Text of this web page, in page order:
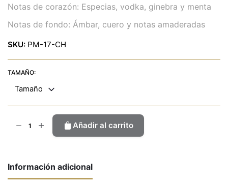
Notas de corazón: Especias, vodka, ginebra y menta
Notas de fondo: Ámbar, cuero y notas amaderadas
SKU: PM-17-CH
TAMAÑO:
Tamaño
Añadir al carrito
Información adicional